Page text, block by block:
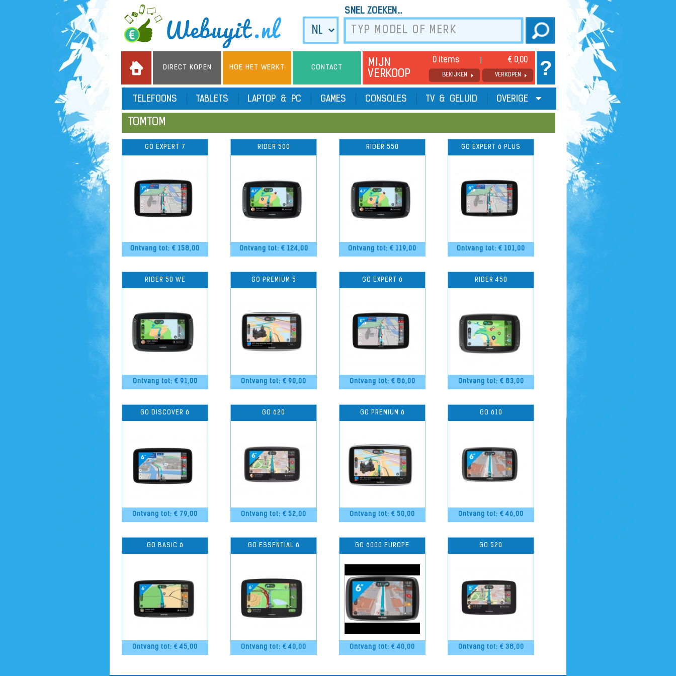
SNEL ZOEKEN...
DIRECT KOPEN HOE HET WERKT CONTACT
MIJN
VERKOOP
0 items € 0,00
BEKIJKEN VERKOPEN ?
TELEFOONS TABLETS LAPTOP & PC GAMES CONSOLES TV & GELUID OVERIGE
TOMTOM
Ontvang tot: € 158,00
GO EXPERT 7
Ontvang tot: € 124,00
RIDER 500
Ontvang tot: € 119,00
RIDER 550
Ontvang tot: € 101,00
GO EXPERT 6 PLUS
Ontvang tot: € 91,00
RIDER 50 WE
Ontvang tot: € 90,00
GO PREMIUM 5
Ontvang tot: € 86,00
GO EXPERT 6
Ontvang tot: € 83,00
RIDER 450
Ontvang tot: € 79,00
GO DISCOVER 6
Ontvang tot: € 52,00
GO 620
Ontvang tot: € 50,00
GO PREMIUM 6
Ontvang tot: € 46,00
GO 610
Ontvang tot: € 45,00
GO BASIC 6
Ontvang tot: € 40,00
GO ESSENTIAL 6
Ontvang tot: € 40,00
GO 6000 EUROPE
Ontvang tot: € 38,00
GO 520